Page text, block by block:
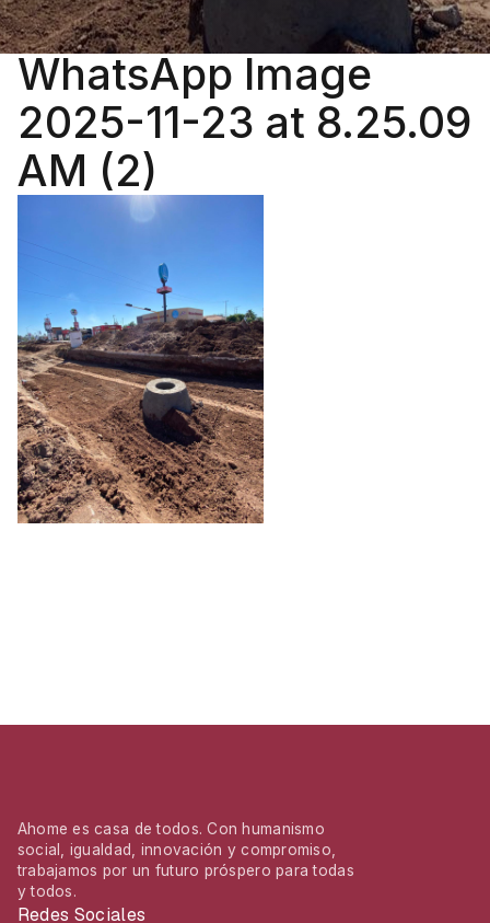
WhatsApp Image
2025-11-23 at 8.25.09
AM (2)
Ahome es casa de todos. Con humanismo
social, igualdad, innovación y compromiso,
trabajamos por un futuro próspero para todas
y todos.
Redes Sociales